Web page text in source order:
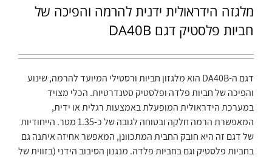
מלגזה הידראולית ידנית להרמה והפיכה של
חביות פלסטיק דגם DA40B
דגם ה-DA40B הוא מלגזון חביות ורסטילי המיועד להרמה, שינוע
והפיכה של חביות פלדה ופלסטיק סטנדרטיות. הכלי מצויד
במערכת הידראולית המופעלת באמצעות רגלית או ידית,
המאפשרת הרמה חלקה ובטוחה לגובה של כ-1.35 מטר. הייחודיות
של דגם זה היא חובק החבית המתכוונן, המאפשר אחיזה איתנה גם
בחביות פלסטיק וגם בחביות פלדה. מנגנון הסיבוב הידני (בזווית של